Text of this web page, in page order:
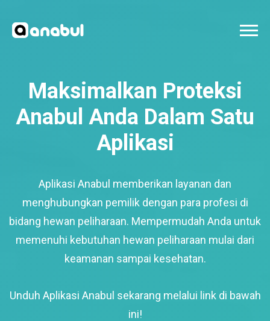
Maksimalkan Proteksi
Anabul Anda Dalam Satu
Aplikasi
Aplikasi Anabul memberikan layanan dan
menghubungkan pemilik dengan para profesi di
bidang hewan peliharaan. Mempermudah Anda untuk
memenuhi kebutuhan hewan peliharaan mulai dari
keamanan sampai kesehatan.
Unduh Aplikasi Anabul sekarang melalui link di bawah
ini!